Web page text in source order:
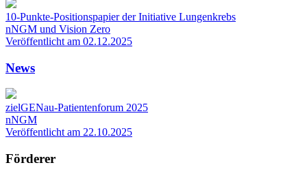
10-Punkte-Positionspapier der Initiative Lungenkrebs
nNGM und Vision Zero
Veröffentlicht am 02.12.2025
News
zielGENau-Patientenforum 2025
nNGM
Veröffentlicht am 22.10.2025
Förderer